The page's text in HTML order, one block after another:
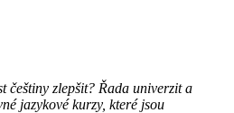
češtiny zlepšit? Řada univerzit a
jazykové kurzy, které jsou